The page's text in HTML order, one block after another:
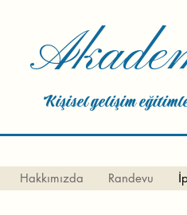
Kişisel gelişim
Hakkımızda Randevu